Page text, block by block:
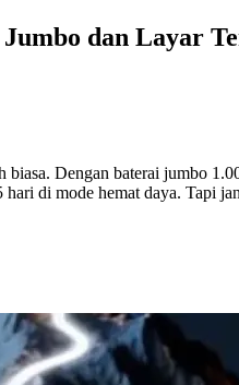
dan Layar
biasa. Dengan baterai jumbo
di mode hemat daya. Tapi